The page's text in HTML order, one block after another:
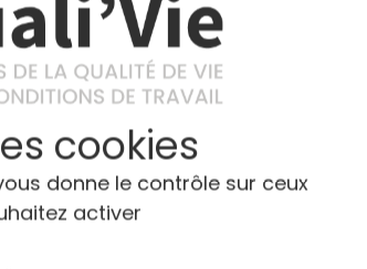
donne le contrôle sur ceux
activer